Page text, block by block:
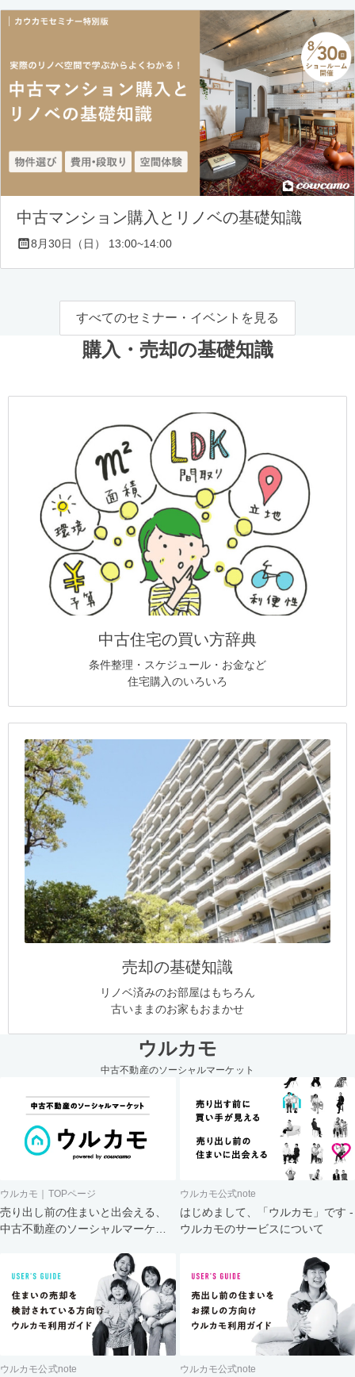
中古マンション購入とリノベの基礎知識
8月30日（日） 13:00~14:00
すべてのセミナー・イベントを見る
購入・売却の基礎知識
中古住宅の買い方辞典
条件整理・スケジュール・お金など
住宅購入のいろいろ
売却の基礎知識
リノベ済みのお部屋はもちろん
古いままのお家もおまかせ
ウルカモ
中古不動産のソーシャルマーケット
ウルカモ｜TOPページ
売り出し前の住まいと出会える、
中古不動産のソーシャルマーケッ
ウルカモ公式note
はじめまして、「ウルカモ」です -
ウルカモのサービスについて
ウルカモ公式note ウルカモ公式note